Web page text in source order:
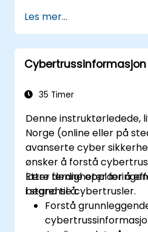
Les mer...
Cybertrussinformasjon
35 Timer
Denne instruktørledede,
Norge (online eller på
avanserte cyber
ønsker å forstå
lære ferdigheter for å
begrense cybertrusler.
Etter denne
i stand til å:
Forstå